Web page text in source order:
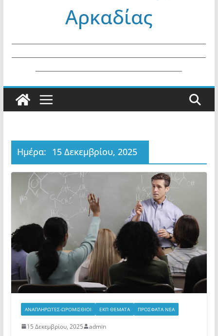
ΜΑΘΗΜΑΤΩΝ ΓΕ.Λ. ΚΑΙ ΕΠΑ.Λ.
ΕΤΟΥΣ 2026.
Αρκαδίας
Ημέρα: 15 Δεκεμβρίου, 2025
ΑΝΑΠΛΗΡΩΤΕΣ-ΩΡΟΜΙΣΘΙΟΙ ΕΚΠ ΘΕΜΑΤΑ ΠΡΟΣΦΑΤΑ ΝΕΑ
15 Δεκεμβρίου, 2025 admin